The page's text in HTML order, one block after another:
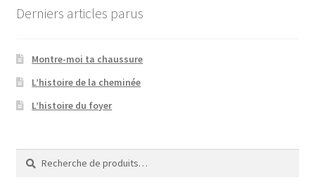
Derniers articles parus
Montre-moi ta chaussure
L’histoire de la cheminée
L’histoire du foyer
Recherche
pour :
Recherche